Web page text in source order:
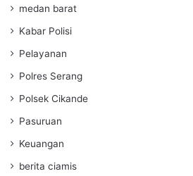
medan barat
Kabar Polisi
Pelayanan
Polres Serang
Polsek Cikande
Pasuruan
Keuangan
berita ciamis